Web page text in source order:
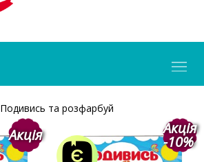
Подивись та розфарбуй
Акція Акція
-10%